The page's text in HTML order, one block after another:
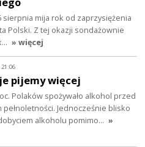
sierpnia mija rok od zaprzysiężenia
Polski. Z tej okazji sondażownie
» więcej
pijemy więcej
Polaków spożywało alkohol przed
pełnoletności. Jednocześnie blisko
alkoholu pomimo… »